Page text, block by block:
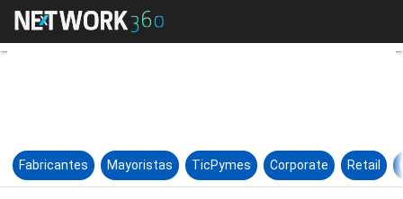
El mercado del software
Fabricantes Mayoristas TicPymes Corporate Retail